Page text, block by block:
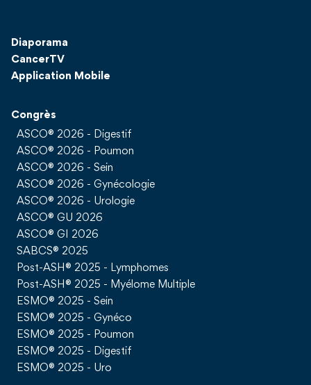
Diaporama
CancerTV
Application Mobile
Congrès
ASCO® 2026 - Digestif
ASCO® 2026 - Poumon
ASCO® 2026 - Sein
ASCO® 2026 - Gynécologie
ASCO® 2026 - Urologie
ASCO® GU 2026
ASCO® GI 2026
SABCS® 2025
Post-ASH® 2025 - Lymphomes
Post-ASH® 2025 - Myélome Multiple
ESMO® 2025 - Sein
ESMO® 2025 - Gynéco
ESMO® 2025 - Poumon
ESMO® 2025 - Digestif
ESMO® 2025 - Uro